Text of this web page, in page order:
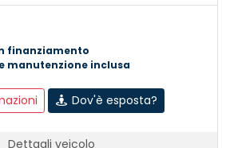
finanziamento
manutenzione inclusa
Dov'è esposta?
Dettagli veicolo